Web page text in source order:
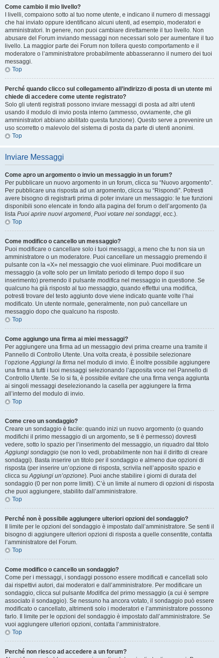
Come cambio il mio livello?
I livelli, compaiono sotto al tuo nome utente, e indicano il numero di messaggi
che hai inviato oppure identificano alcuni utenti, ad esempio, moderatori e
amministratori. In genere, non puoi cambiare direttamente il tuo livello. Non
abusare del Forum inviando messaggi non necessari solo per aumentare il tuo
livello. La maggior parte dei Forum non tollera questo comportamento e il
moderatore o l’amministratore probabilmente abbasseranno il numero dei tuoi
messaggi.
Top
Perché quando clicco sul collegamento all’indirizzo di posta di un utente mi
chiede di accedere come utente registrato?
Solo gli utenti registrati possono inviare messaggi di posta ad altri utenti
usando il modulo di invio posta interno (ammesso, ovviamente, che gli
amministratori abbiano abilitato questa funzione). Questo serve a prevenire un
uso scorretto o malevolo del sistema di posta da parte di utenti anonimi.
Top
Inviare Messaggi
Come apro un argomento o invio un messaggio in un forum?
Per pubblicare un nuovo argomento in un forum, clicca su “Nuovo argomento”.
Per pubblicare una risposta ad un argomento, clicca su “Rispondi”. Potresti
avere bisogno di registrarti prima di poter inviare un messaggio: le tue funzioni
disponibili sono elencate in fondo alla pagina del forum o dell’argomento (la
lista Puoi aprire nuovi argomenti, Puoi votare nei sondaggi, ecc.).
Top
Come modifico o cancello un messaggio?
Puoi modificare o cancellare solo i tuoi messaggi, a meno che tu non sia un
amministratore o un moderatore. Puoi cancellare un messaggio premendo il
pulsante con la «X» nel messaggio che vuoi eliminare. Puoi modificare un
messaggio (a volte solo per un limitato periodo di tempo dopo il suo
inserimento) premendo il pulsante modifica nel messaggio in questione. Se
qualcuno ha già risposto al tuo messaggio, quando effettui una modifica,
potresti trovare del testo aggiunto dove viene indicato quante volte l’hai
modificato. Un utente normale, generalmente, non può cancellare un
messaggio dopo che qualcuno ha risposto.
Top
Come aggiungo una firma ai miei messaggi?
Per aggiungere una firma ad un messaggio devi prima crearne una tramite il
Pannello di Controllo Utente. Una volta creata, è possibile selezionare
l’opzioneAggiungi la firma nel modulo di invio. È inoltre possibile aggiungere
una firma a tutti i tuoi messaggi selezionando l’apposita voce nel Pannello di
Controllo Utente. Se lo si fa, è possibile evitare che una firma venga aggiunta
ai singoli messaggi deselezionando la casella per aggiungere la firma
all’interno del modulo di invio.
Top
Come creo un sondaggio?
Creare un sondaggio è facile: quando inizi un nuovo argomento (o quando
modifichi il primo messaggio di un argomento, se ti è permesso) dovresti
vedere, sotto lo spazio per l’inserimento del messaggio, un riquadro dal titolo
Aggiungi sondaggio (se non lo vedi, probabilmente non hai il diritto di creare
sondaggi). Basta inserire un titolo per il sondaggio e almeno due opzioni di
risposta (per inserire un’opzione di risposta, scrivila nell’apposito spazio e
clicca suAggiungi un’opzione). Puoi anche stabilire i giorni di durata del
sondaggio (0 per non porre limiti). C’è un limite al numero di opzioni di risposta
che puoi aggiungere, stabilito dall’amministratore.
Top
Perché non è possibile aggiungere ulteriori opzioni del sondaggio?
Il limite per le opzioni del sondaggio è impostato dall’amministratore. Se senti il
bisogno di aggiungere ulteriori opzioni di risposta a quelle consentite, contatta
l’amministratore del Forum.
Top
Come modifico o cancello un sondaggio?
Come per i messaggi, i sondaggi possono essere modificati e cancellati solo
dai rispettivi autori, dai moderatori e dall’amministratore. Per modificare un
sondaggio, clicca sul pulsante Modifica del primo messaggio (a cui è sempre
associato il sondaggio). Se nessuno ha ancora votato, il sondaggio può essere
modificato o cancellato, altrimenti solo i moderatori e l’amministratore possono
farlo. Il limite per le opzioni del sondaggio è impostato dall’amministratore. Se
vuoi aggiungere ulteriori opzioni, contatta l’amministratore.
Top
Perché non riesco ad accedere a un forum?